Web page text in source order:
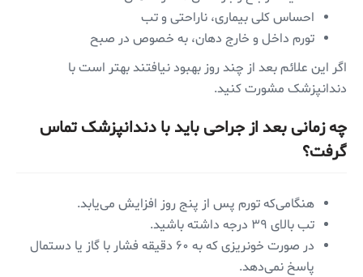
احساس کلی بیماری، ناراحتی و تب
تورم داخل و خارج دهان، به خصوص در صبح
اگر این علائم بعد از چند روز بهبود نیافتند بهتر است با
دندانپزشک مشورت کنید.
چه زمانی بعد از جراحی باید با دندانپزشک تماس
گرفت؟
هنگامی‌که تورم پس از پنج روز افزایش می‌یابد.
تب بالای ۳۹ درجه داشته باشید.
در صورت خونریزی که به ۶۰ دقیقه فشار با گاز یا دستمال
پاسخ نمی‌دهد.